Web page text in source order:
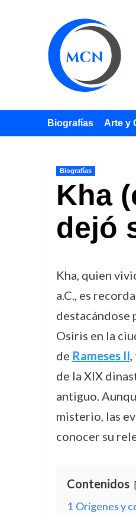
Biografías Arte y
Biografías
Kha
dejó
Kha, quien
a.C., es
destacándose
Osiris en la
de Rameses II,
de la XIX
antiguo.
misterio, las
conocer su
Contenidos
1 Orígenes y